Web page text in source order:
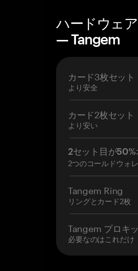
ハードウェ
— Tangem
カード3枚セット
より安全
カード2枚セット
より安い
2セット目が50%
2つのコールドウォ
Tangem Ring
リングとカード2枚
Tangem プロキ
必要なのはこれだけ